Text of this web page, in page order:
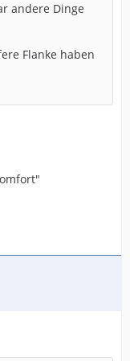
andere Dinge
Flanke haben